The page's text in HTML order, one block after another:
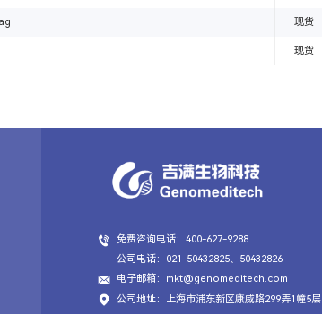
现货
现货
免费咨询电话：400-627-9288
公司电话：021-50432825、50432826
电子邮箱：mkt@genomeditech.com
公司地址：上海市浦东新区康威路299弄1幢5层